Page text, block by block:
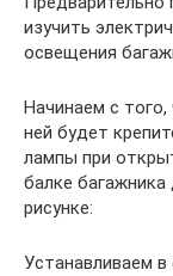
изучить
освещения
Начинаем с
ней будет
лампы при
балке
рисунке:
Устанавливаем в